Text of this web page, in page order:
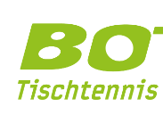
Hauptinhalt springen
Zur Suche springen
Zur